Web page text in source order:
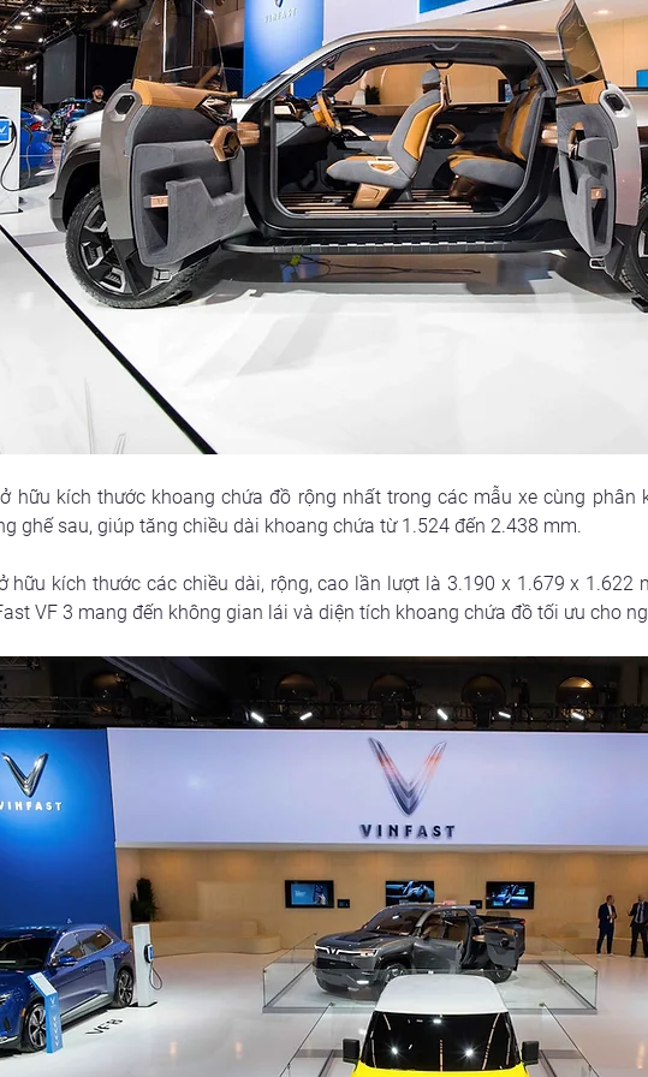
hữu kích thước khoang chứa đồ rộng nhất trong các mẫu xe cùng
ghế sau, giúp tăng chiều dài khoang chứa từ 1.524 đến 2.438 mm.
hữu kích thước các chiều dài, rộng, cao lần lượt là 3.190 x 1.679 x 1.622
VF 3 mang đến không gian lái và diện tích khoang chứa đồ tối ưu cho